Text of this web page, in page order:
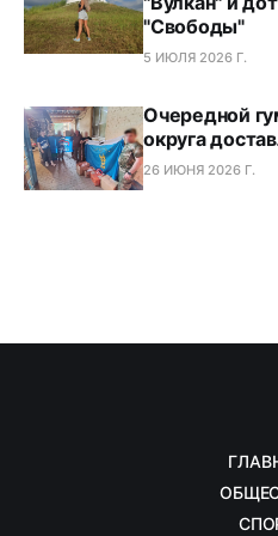
"Свободы"
5 ИЮЛЯ 2026 Г.
Очередной
округа
26 ИЮНЯ 2026 Г.